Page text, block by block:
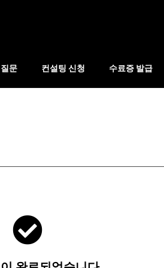
문 컨설팅 신청 수료증 발급